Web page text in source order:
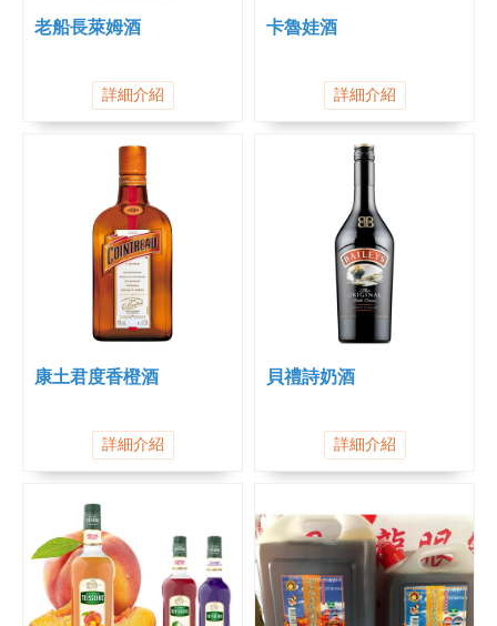
老船長萊姆酒
詳細介紹
卡魯娃酒
詳細介紹
康土君度香橙酒
詳細介紹
貝禮詩奶酒
詳細介紹